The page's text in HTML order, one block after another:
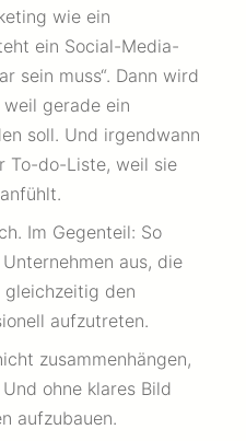
wie ein
ein Social-Media-
sein muss“. Dann wird
gerade ein
soll. Und irgendwann
To-do-Liste, weil sie
Im Gegenteil: So
aus, die
den
aufzutreten.
zusammenhängen,
ohne klares Bild
aufzubauen.